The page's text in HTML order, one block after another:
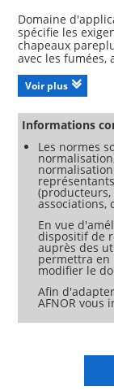
Domaine
spécifie les
chapeaux
avec les
partie de
composants du
ne sont pas
!Les chapeaux
sur tous les
forme et section
par la présente
également les
du fabricant,
et vérification de
Les chapeaux
sont adaptés
Voir plus
Informations
Les normes
associations,
En vue
dispositif de
auprès des
permettra en
modifier le
Afin
AFNOR vous